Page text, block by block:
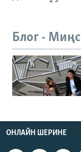
Блог -
ОНЛАЙН ШЕРИНЕ